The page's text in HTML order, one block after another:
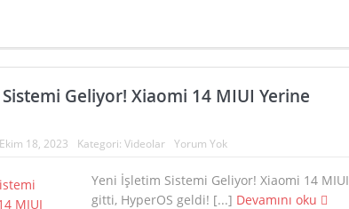
Geliyor! Xiaomi 14 MIUI Yerine
Ekim 18, 2023 Kategori: Videolar Yorum Yok
Yeni İşletim Sistemi Geliyor! Xiaomi 14 MIUI
gitti, HyperOS geldi! [...] Devamını oku